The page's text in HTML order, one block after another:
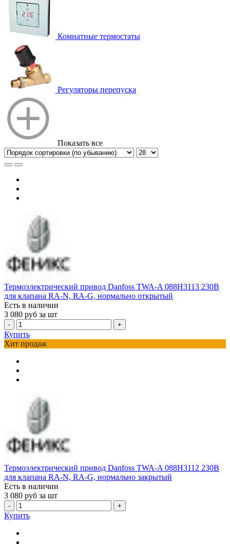
Комнатные термостаты
Регуляторы перепуска
Показать все
Термоэлектрический привод Danfoss TWA-A 088H3113 230В
для клапана RA-N, RA-G, нормально открытый
Есть в наличии
3 080 руб за шт
- +
Купить
Хит продаж
Термоэлектрический привод Danfoss TWA-A 088H3112 230В
для клапана RA-N, RA-G, нормально закрытый
Есть в наличии
3 080 руб за шт
- +
Купить